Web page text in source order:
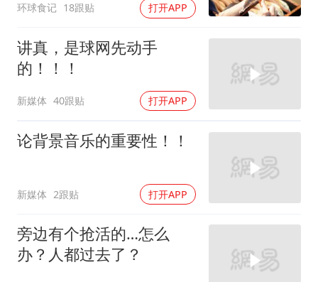
环球食记 18跟贴 打开APP
讲真，是球网先动手
的！！！
新媒体 40跟贴 打开APP
论背景音乐的重要性！！
新媒体 2跟贴 打开APP
旁边有个抢活的…怎么
办？人都过去了？